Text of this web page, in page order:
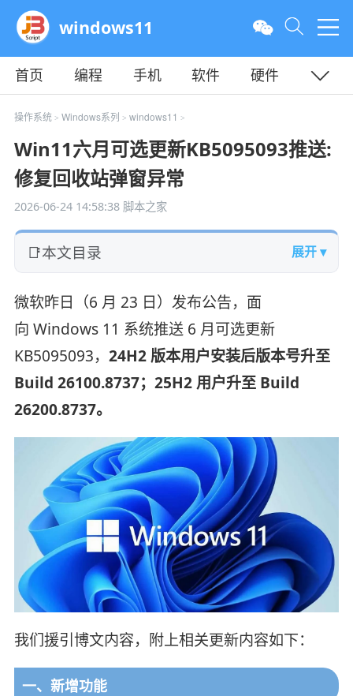
windows11
首页 编程 手机 软件
硬件
教程
平面 服务器
操作系统> Windows系列 > windows11 >
Win11六月可选更新KB5095093推送:
修复回收站弹窗异常
2026-06-24 14:58:38脚本之家
本文目录 展开 ▾
微软昨日（6 月 23 日）发布公告，面
向 Windows 11 系统推送 6 月可选更新
KB5095093， 24H2 版本用户安装后版本号升至
Build 26100.8737；25H2 用户升至 Build
26200.8737。
我们援引博文内容，附上相关更新内容如下：
一、新增功能